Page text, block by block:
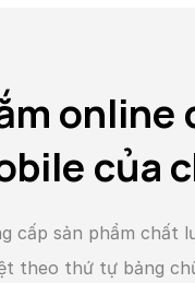
online
của
cấp sản phẩm chất
theo thứ tự bảng